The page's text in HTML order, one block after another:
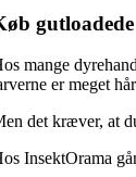
mange
er meget
det kræver, at
InsektOrama